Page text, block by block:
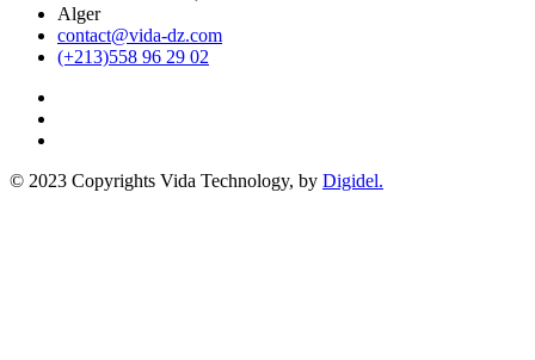
Alger
contact@vida-dz.com
(+213)558 96 29 02
© 2023 Copyrights Vida Technology, by Digidel.